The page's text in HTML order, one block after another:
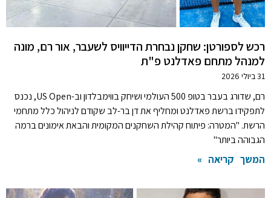
רכש לספורטן: שחקן נבחרת הדייוויס לשעבר, אור רם, מונה
למנהל מתחם פאדלנט פ"ת
31 ביולי 2026
רם, שדורג בעבר בטופ 500 העולמי ושיחק בווימבלדון וב-US Open, נכנס
לתפקידו ברשת פאדלנט ומחליף את דן בר-לב שקודם לניהול כלל מתחמי
הרשת. "המטרה: פיתוח קהילת השחקנים המקומית והבאת אימונים ברמה
הגבוהה ביותר"
המשך קריאה »